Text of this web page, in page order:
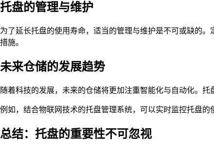
托盘的管理与维护
为了延长托盘的使用寿命，适当的管理与维护是不可或缺的
措施。
未来仓储的发展趋势
随着科技的发展，未来的仓储将更加注重智能化与自动化。
例如，结合物联网技术的托盘管理系统，可以实时监控托盘
总结：托盘的重要性不可忽视